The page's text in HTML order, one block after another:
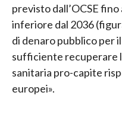
previsto dall’OCSE
inferiore dal 2036
di denaro pubblico per
sufficiente recuperare
sanitaria pro-capite
europei».